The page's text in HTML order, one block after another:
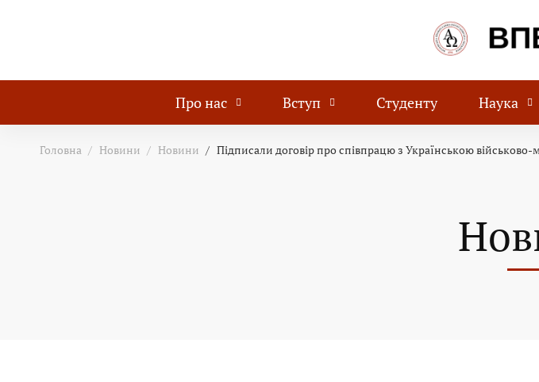
Про нас Вступ Студенту Наука
Головна Новини Новини Підписали договір про співпрацю з Українською